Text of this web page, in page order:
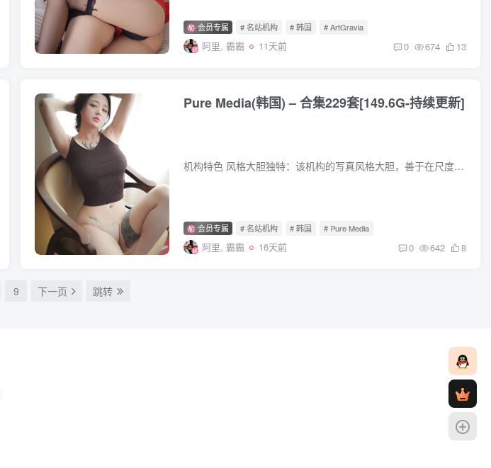
会员专属 # 名站机构 # 韩国 # ArtGravia
阿里, 霸霸 11天前 0 674 13
Pure Media(韩国) – 合集229套[149.6G-持续更新]
机构特色 风格大胆独特：该机构的写真风格大胆，善于在尺度的拿捏上展现独特魅力，同时又充满神秘的诱惑感，让作品在众多写真中脱颖而出。 挖掘模特特色：善于挖掘模特的独特气质和魅力，通过专...
会员专属 # 名站机构 # 韩国 # Pure Media
阿里, 霸霸 16天前 0 642 8
9 下一页 跳转